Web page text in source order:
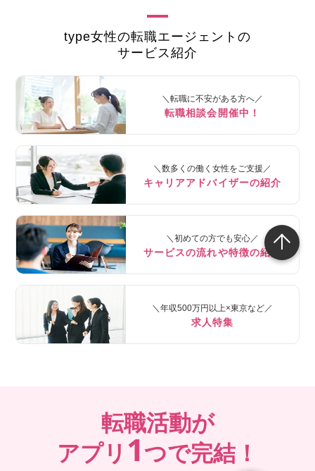
type女性の転職エージェントの
サービス紹介
＼転職に不安がある方へ／
転職相談会開催中！
＼数多くの働く女性をご支援／
キャリアアドバイザーの紹介
＼初めての方でも安心／
サービスの流れや特徴の紹介
＼年収500万円以上×東京など／
求人特集
転職活動が
アプリ 1つで完結！